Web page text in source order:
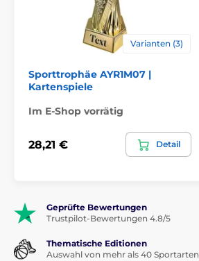
Varianten (3)
Sporttrophäe AYR1M07 |
Kartenspiele
Im E-Shop vorrätig
28,21 € Detail
Geprüfte Bewertungen
Trustpilot-Bewertungen 4.8/5
Thematische Editionen
Auswahl von mehr als 40 Sportarten